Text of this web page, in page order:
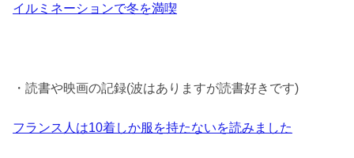
イルミネーションで冬を満喫
・読書や映画の記録(波はありますが読書好きです)
フランス人は10着しか服を持たないを読みました